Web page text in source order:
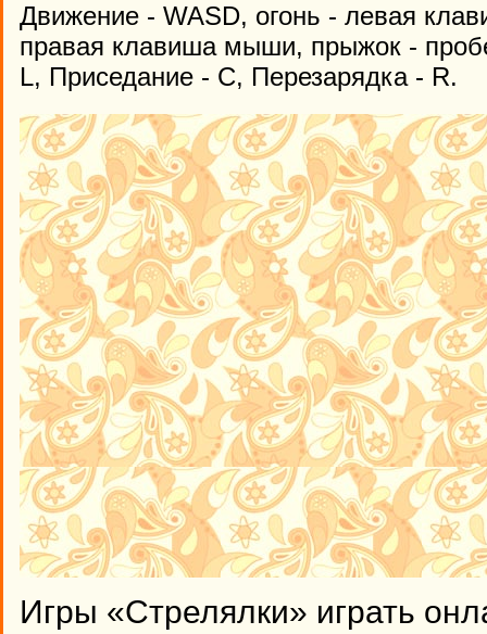
Движение - WASD, огонь - левая
правая клавиша мыши, прыжок -
L, Приседание - C, Перезарядка - R.
Игры «Стрелялки» играть